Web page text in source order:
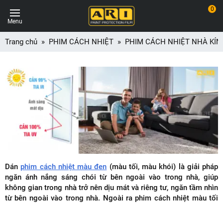
Menu
0
Trang chủ PHIM CÁCH NHIỆT PHIM CÁCH NHIỆT NHÀ
Dán phim cách nhiệt màu đen (màu tối, màu khói) là giải pháp
ngăn ánh nắng sáng chói từ bên ngoài vào trong nhà, giúp
không gian trong nhà trở nên dịu mát và riêng tư, ngăn tầm nhìn
từ bên ngoài vào trong nhà. Ngoài ra phim cách nhiệt màu tối